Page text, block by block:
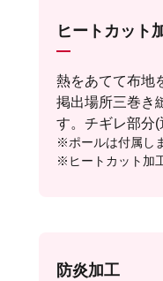
ヒートカット
熱をあてて布地
掲出場所三巻き
す。チギレ部分
※ポールは付属し
※ヒートカット加
防炎加工